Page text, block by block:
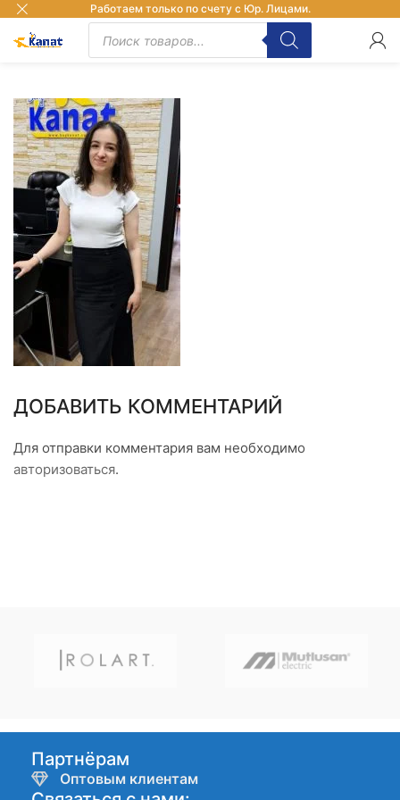
ДОБАВИТЬ КОММЕНТАРИЙ
Для отправки комментария вам необходимо
авторизоваться.
Партнёрам
Оптовым клиентам
Работаем только по счету с Юр. Лицами.